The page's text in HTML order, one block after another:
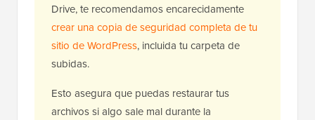
Drive, te recomendamos encarecidamente
crear una copia de seguridad completa de tu
sitio de WordPress, incluida tu carpeta de
subidas.
Esto asegura que puedas restaurar tus
archivos si algo sale mal durante la